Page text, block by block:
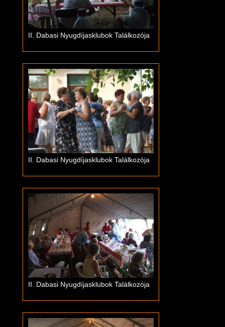
II. Dabasi Nyugdíjasklubok Találkozója
II. Dabasi Nyugdíjasklubok Találkozója
II. Dabasi Nyugdíjasklubok Találkozója